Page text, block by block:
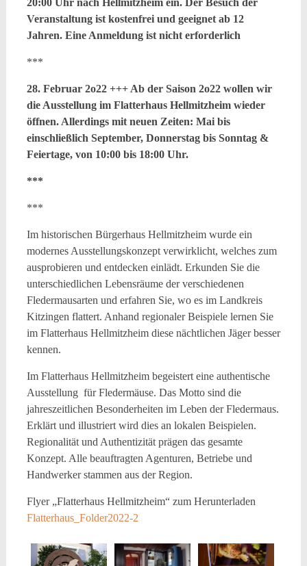
20:00 Uhr nach Hellmitzheim ein. Der Besuch der
Veranstaltung ist kostenfrei und geeignet ab 12
Jahren. Eine Anmeldung ist nicht erforderlich
***
28. Februar 2o22 +++ Ab der Saison 2o22 wollen wir
die Ausstellung im Flatterhaus Hellmitzheim wieder
öffnen. Allerdings mit neuen Zeiten: Mai bis
einschließlich September, Donnerstag bis Sonntag &
Feiertage, von 10:00 bis 18:00 Uhr.
***
***
Im historischen Bürgerhaus Hellmitzheim wurde ein
modernes Ausstellungskonzept verwirklicht, welches zum
ausprobieren und entdecken einlädt. Erkunden Sie die
unterschiedlichen Lebensräume der verschiedenen
Fledermausarten und erfahren Sie, wo es im Landkreis
Kitzingen flattert. Anhand regionaler Beispiele lernen Sie
im Flatterhaus Hellmitzheim diese nächtlichen Jäger besser
kennen.
Im Flatterhaus Hellmitzheim begeistert eine authentische
Ausstellung für Fledermäuse. Das Motto sind die
jahreszeitlichen Besonderheiten im Leben der Fledermaus.
Erklärt und illustriert wird dies an lokalen Beispielen.
Regionalität und Authentizität prägen das gesamte
Konzept. Alle beauftragten Agenturen, Betriebe und
Handwerker stammen aus der Region.
Flyer „Flatterhaus Hellmitzheim“ zum Herunterladen
Flatterhaus_Folder2022-2